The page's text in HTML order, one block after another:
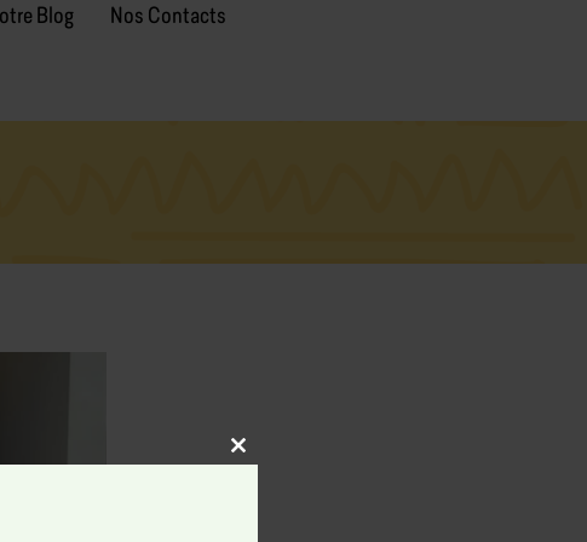
Blog Nos Contacts
Close